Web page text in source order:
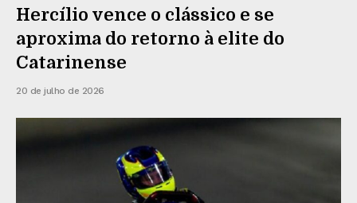
Hercílio vence o clássico e se
aproxima do retorno à elite do
Catarinense
20 de julho de 2026